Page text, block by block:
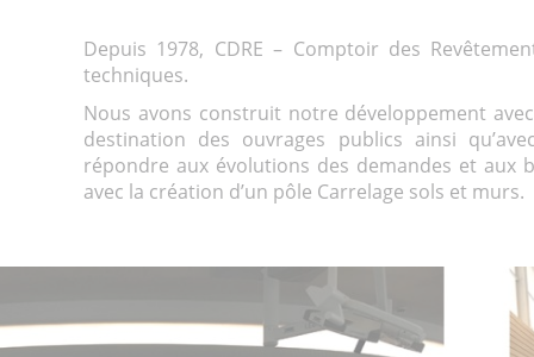
Depuis 1978, CDRE – Comptoir des
techniques.
Nous avons construit notre développement
destination des ouvrages publics ainsi
répondre aux évolutions des demandes et aux
avec la création d’un pôle Carrelage sols et murs.